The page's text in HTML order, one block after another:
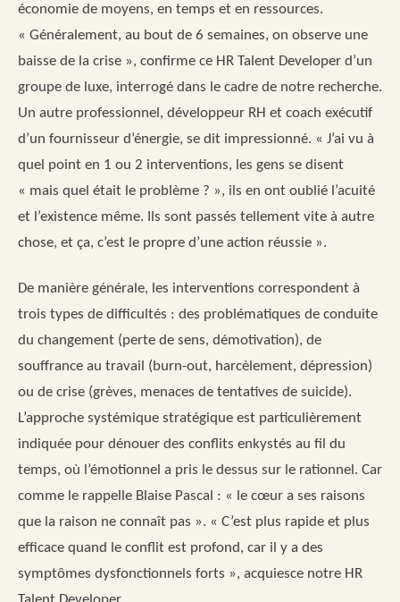
économie de moyens, en temps et en ressources.
« Généralement, au bout de 6 semaines, on observe une
baisse de la crise », confirme ce HR Talent Developer d’un
groupe de luxe, interrogé dans le cadre de notre recherche.
Un autre professionnel, développeur RH et coach exécutif
d’un fournisseur d’énergie, se dit impressionné. « J’ai vu à
quel point en 1 ou 2 interventions, les gens se disent
« mais quel était le problème ? », ils en ont oublié l’acuité
et l’existence même. Ils sont passés tellement vite à autre
chose, et ça, c’est le propre d’une action réussie ».
De manière générale, les interventions correspondent à
trois types de difficultés : des problématiques de conduite
du changement (perte de sens, démotivation), de
souffrance au travail (burn-out, harcèlement, dépression)
ou de crise (grèves, menaces de tentatives de suicide).
L’approche systémique stratégique est particulièrement
indiquée pour dénouer des conflits enkystés au fil du
temps, où l’émotionnel a pris le dessus sur le rationnel. Car
comme le rappelle Blaise Pascal : « le cœur a ses raisons
que la raison ne connaît pas ». « C’est plus rapide et plus
efficace quand le conflit est profond, car il y a des
symptômes dysfonctionnels forts », acquiesce notre HR